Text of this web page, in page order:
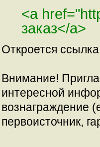
<a
заказ</a>
Откроется
Внимание!
интересной
вознаграждение
первоисточник,